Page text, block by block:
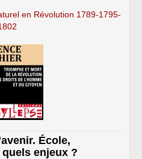
en Révolution 1789-1795-
École,
enjeux ?